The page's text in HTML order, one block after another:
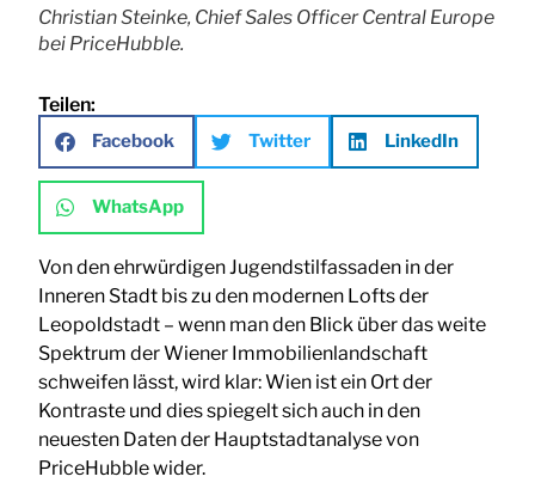
Christian Steinke, Chief Sales Officer Central Europe
bei PriceHubble.
Teilen:
Facebook Twitter LinkedIn
WhatsApp
Von den ehrwürdigen Jugendstilfassaden in der
Inneren Stadt bis zu den modernen Lofts der
Leopoldstadt – wenn man den Blick über das weite
Spektrum der Wiener Immobilienlandschaft
schweifen lässt, wird klar: Wien ist ein Ort der
Kontraste und dies spiegelt sich auch in den
neuesten Daten der Hauptstadtanalyse von
PriceHubble wider.